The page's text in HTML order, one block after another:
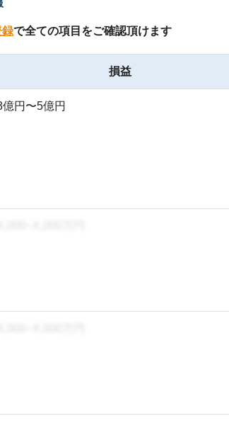
録で全ての項目をご確認頂けます
損益
億円〜5億円